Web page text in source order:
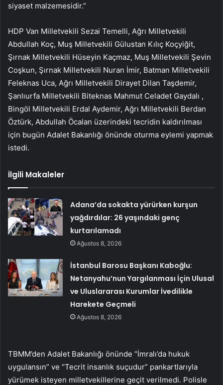
siyaset malzemesidir.”
HDP Van Milletvekili Sezai Temelli, Ağrı Milletvekili
Abdullah Koç, Muş Milletvekili Gülustan Kılıç Koçyiğit,
Şırnak Milletvekili Hüseyin Kaçmaz, Muş Milletvekili Şevin
Coşkun, Şırnak Milletvekili Nuran İmir, Batman Milletvekili
Feleknas Uca, Ağrı Milletvekili Dirayet Dilan Taşdemir,
Şanlıurfa Milletvekili Biteknas Mahmut Celadet Gaydalı ,
Bingöl Milletvekili Erdal Aydemir, Ağrı Milletvekili Berdan
Öztürk, Abdullah Öcalan üzerindeki tecridin kaldırılması
için bugün Adalet Bakanlığı önünde oturma eylemi yapmak
istedi.
İlgili Makaleler
Adana’da sokakta yürürken kurşun
yağdırdılar: 26 yaşındaki genç
kurtarılamadı
Ağustos 8, 2026
İstanbul Barosu Başkanı Kaboğlu:
Netanyahu’nun Yargılanması İçin Ulusal
ve Uluslararası Kurumlar İvedilikle
Harekete Geçmeli
Ağustos 8, 2026
TBMM’den Adalet Bakanlığı önünde “İmralı’da hukuk
uygulansın” ve “Tecrit insanlık suçudur” pankartlarıyla
yürümek isteyen milletvekillerine geçit verilmedi. Polisle